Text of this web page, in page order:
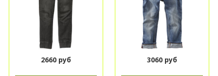
2660 руб 3060 руб